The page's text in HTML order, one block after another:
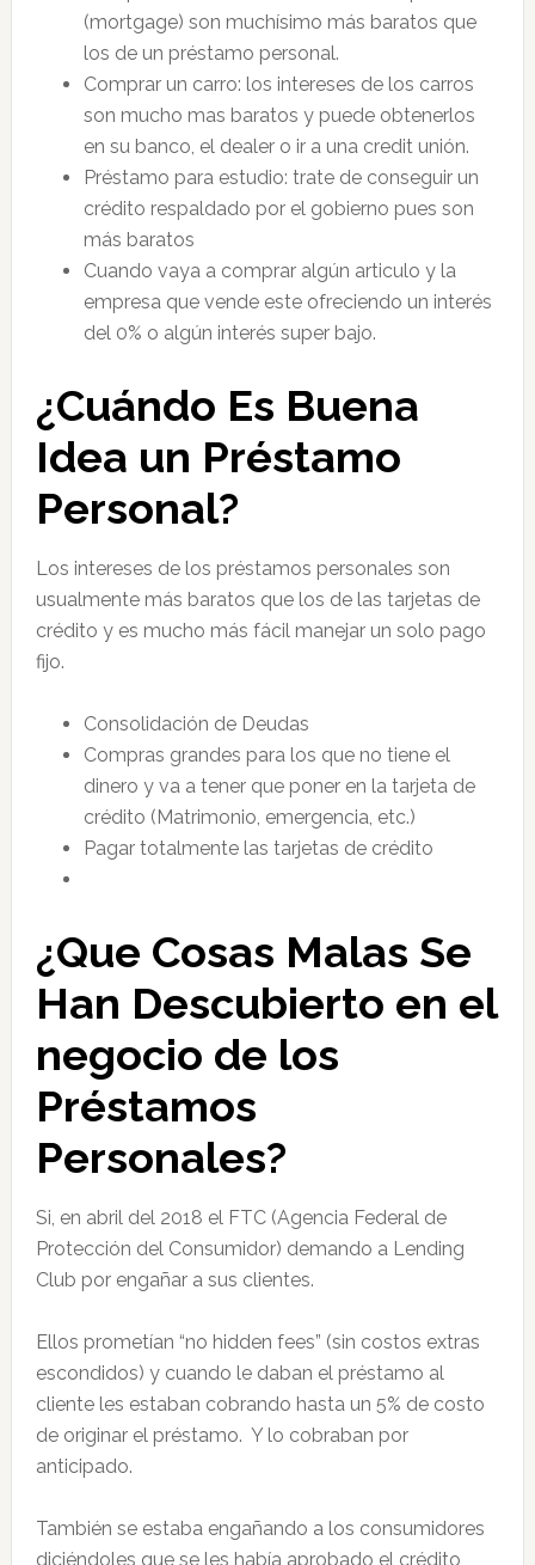
(mortgage) son muchísimo más baratos que
los de un préstamo personal.
Comprar un carro: los intereses de los carros
son mucho mas baratos y puede obtenerlos
en su banco, el dealer o ir a una credit unión.
Préstamo para estudio: trate de conseguir un
crédito respaldado por el gobierno pues son
más baratos
Cuando vaya a comprar algún articulo y la
empresa que vende este ofreciendo un interés
del 0% o algún interés super bajo.
¿Cuándo Es Buena
Idea un Préstamo
Personal?
Los intereses de los préstamos personales son
usualmente más baratos que los de las tarjetas de
crédito y es mucho más fácil manejar un solo pago
fijo.
Consolidación de Deudas
Compras grandes para los que no tiene el
dinero y va a tener que poner en la tarjeta de
crédito (Matrimonio, emergencia, etc.)
Pagar totalmente las tarjetas de crédito
¿Que Cosas Malas Se
Han Descubierto en el
negocio de los
Préstamos
Personales?
Si, en abril del 2018 el FTC (Agencia Federal de
Protección del Consumidor) demando a Lending
Club por engañar a sus clientes.
Ellos prometían “no hidden fees” (sin costos extras
escondidos) y cuando le daban el préstamo al
cliente les estaban cobrando hasta un 5% de costo
de originar el préstamo. Y lo cobraban por
anticipado.
También se estaba engañando a los consumidores
diciéndoles que se les había aprobado el crédito